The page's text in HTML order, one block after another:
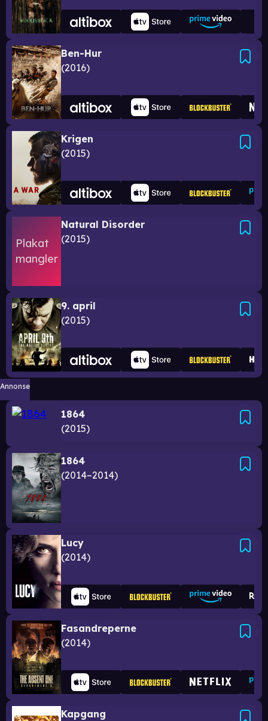
Ben-Hur
2016
Krigen
2015
Natural Disorder
2015
9. april
2015
Annonse
1864
2015
1864
2014–2014
Lucy
2014
Fasandreperne
2014
Kapgang